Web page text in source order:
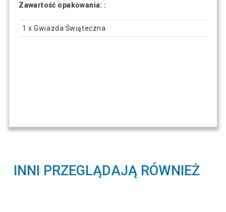
Zawartość opakowania: :
1 x Gwiazda Świąteczna
INNI PRZEGLĄDAJĄ RÓWNIEŻ